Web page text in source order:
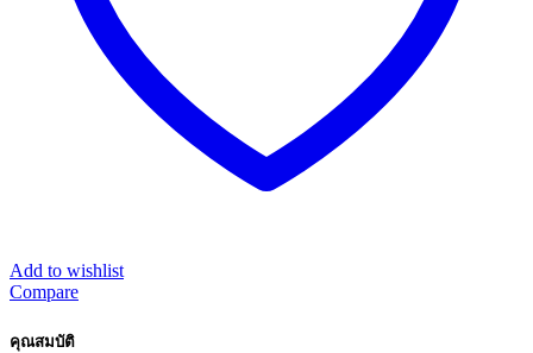
Add to wishlist
Compare
คุณสมบัติ